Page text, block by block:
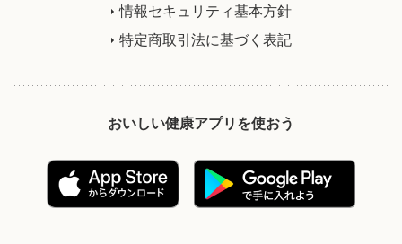
情報セキュリティ基本方針
特定商取引法に基づく表記
おいしい健康アプリを使おう